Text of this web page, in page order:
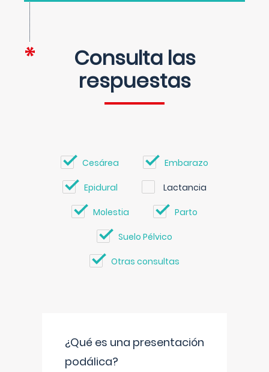
Consulta las
respuestas
Cesárea Embarazo
Epidural Lactancia
Molestia Parto
Suelo Pélvico
Otras consultas
¿Qué es una presentación
podálica?